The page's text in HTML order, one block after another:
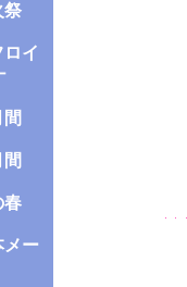
祭
イ
春
メー